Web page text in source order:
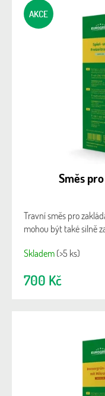
AKCE
Směs
Travní směs pro
mohou být také silně
Skladem(>5 ks)
700 Kč